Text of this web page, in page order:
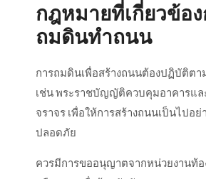
กฎหมายที่เกี่ยวข้อ
ถมดินทำถนน
การถมดินเพื่อสร้างถนนต้องปฏิบัติตา
เช่น พระราชบัญญัติควบคุมอาคารแล
จราจร เพื่อให้การสร้างถนนเป็นไปอย่
ปลอดภัย
ควรมีการขออนุญาตจากหน่วยงานท้อ